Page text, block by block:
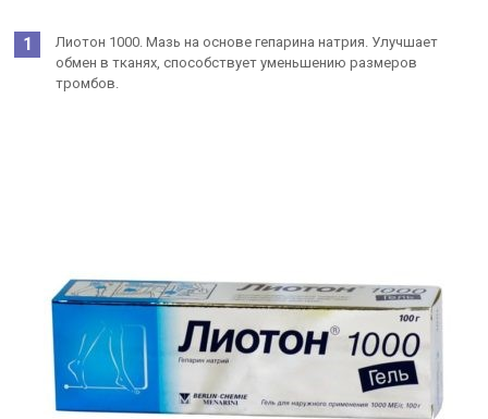
Лиотон 1000. Мазь на основе гепарина натрия. Улучшает
обмен в тканях, способствует уменьшению размеров
тромбов.